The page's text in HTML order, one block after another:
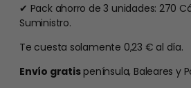
✔ Pack ahorro de 3 unidades: 270
Suministro.
Te cuesta solamente 0,23 € al día.
Envío gratispenínsula, Baleares y